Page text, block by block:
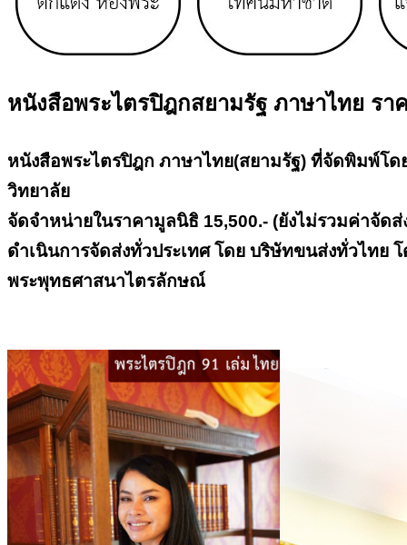
หนังสือพระไตรปิฎกสยามรัฐ ภาษาไทย รา
หนังสือพระไตรปิฎก ภาษาไทย(สยามรัฐ) ที่จัดพิมพ์โ
วิทยาลัย
จัดจำหน่ายในราคามูลนิธิ 15,500.- (ยังไม่รวมค่าจัดส่
ดำเนินการจัดส่งทั่วประเทศ โดย บริษัทขนส่งทั่วไทย
พระพุทธศาสนาไตรลักษณ์